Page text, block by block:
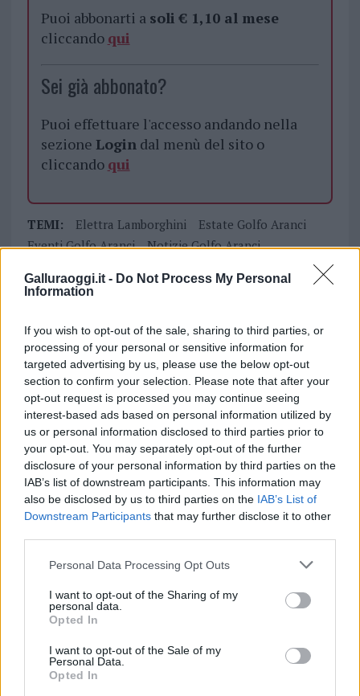
Galluraoggi.it - Do Not Process My Personal
Information
If you wish to opt-out of the sale, sharing to third parties, or
processing of your personal or sensitive information for
targeted advertising by us, please use the below opt-out
section to confirm your selection. Please note that after your
opt-out request is processed you may continue seeing
interest-based ads based on personal information utilized by
us or personal information disclosed to third parties prior to
your opt-out. You may separately opt-out of the further
disclosure of your personal information by third parties on the
IAB’s list of downstream participants. This information may
also be disclosed by us to third parties on the IAB’s List of
Downstream Participants that may further disclose it to other
Please note that this website/app uses one or more Google
not limited to your visit or usage behaviour. You may click to
grant or deny consent to Google and its third-party tags to
use your data for below specified purposes in below Google
consent section.
Personal Data Processing Opt Outs
I want to opt-out of the Sharing of my
personal data.
Opted In
I want to opt-out of the Sale of my
Personal Data.
Opted In
Puoi abbonarti a soli € 1,10 al mese
cliccando qui
Sei già abbonato?
Puoi effettuare l'accesso andando nella
sezione Logindal menù del sito o
cliccando qui
TEMI: Elettra Lamborghini
Estate Golfo Aranci
Eventi Golfo Aranci
Notizie Golfo Aranci
Condividi l'articolo
F
a
ce
b
o
o
k
T
w
it
te
r
Pi
n
te
re
st
W
h
at
s
A
p
p
S
h
a
re
Articolo precedente
Prossimo articolo
NOTIZIE RECENTI
Incendi, a San Pasquale arriva il Campo Base:
Andrea Mura conquista Palau: grande
partecipazione per il suo racconto
Calangianus, allarme sul centro accoglienza
minori, Albieri: “Episodi gravissimi”